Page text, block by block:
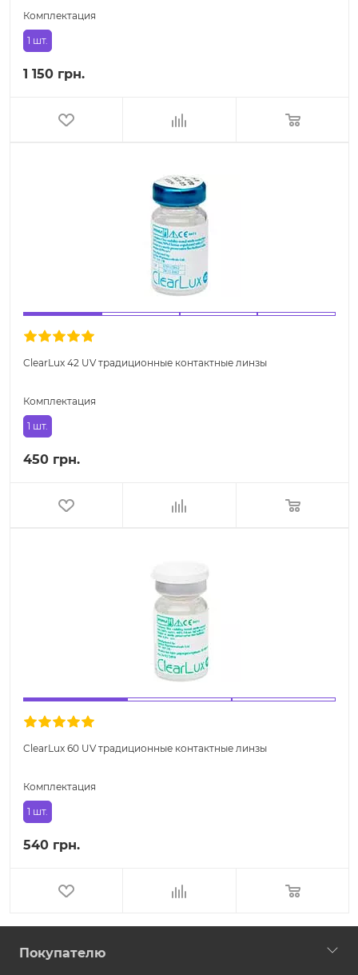
Комплектация
1 шт.
1 150 грн.
ClearLux 42 UV традиционные контактные линзы
Комплектация
1 шт.
450 грн.
ClearLux 60 UV традиционные контактные линзы
Комплектация
1 шт.
540 грн.
Покупателю